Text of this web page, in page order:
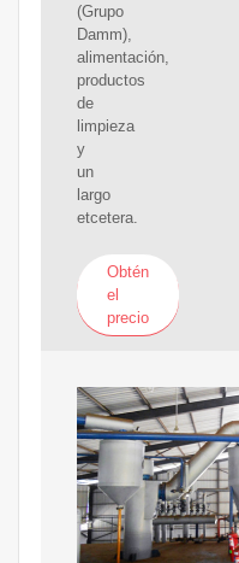
(Grupo
Damm),
alimentación,
productos
de
limpieza
y
un
largo
etcetera.
Obtén
el
precio